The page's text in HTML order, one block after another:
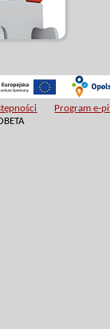
Program e-